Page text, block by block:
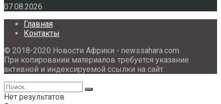
07.08.2026
Главная
Контакты
© 2018-2020 Новости Африки - newssahara.com.
При копировании материалов требуется указание
активной и индексируемой ссылки на сайт.
Нет результатов